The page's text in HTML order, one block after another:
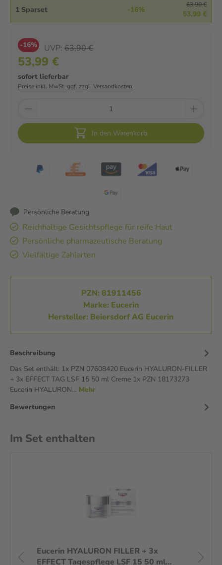
1 Sparset -16%
63,90 €
53,99 €
-16% UVP: 63,90 €
53,99 €
sofort lieferbar
Preise inkl. MwSt. ggf. zzgl. Versandkosten
In den Warenkorb
Persönliche Beratung
Reichhaltige Gesichtspflege für reife Haut
Persönliche pharmazeutische Beratung
Vielfältige Zahlarten
PZN: 81911456
Marke: Eucerin
Hersteller: Beiersdorf AG Eucerin
Beschreibung
Das Set enthält: 1x PZN 07608420 Eucerin HYALURON-FILLER
+ 3x EFFECT TAG LSF 15 50 ml Creme 1x PZN 18173273
Eucerin HYALURON… Mehr
Bewertungen
Im Set enthalten
Eucerin HYALURON FILLER + 3x
EFFECT Tagespflege LSF 15 50 ml